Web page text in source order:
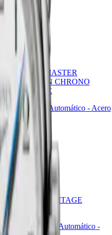
3.950,00 €
Comprar ahora
LONGINES MASTER
COLLECTION CHRONO
MOONPHASE
42 mm
Reloj Automático- Acero
inoxidable
4.200,00 €
Comprar ahora
FLAGSHIP HERITAGE
MOONPHASE
38.50 mm
Reloj Automático-